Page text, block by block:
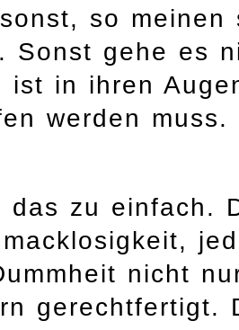
so
Sonst gehe es
ist in ihren
werden muss.
das zu einfach.
nicht
gerechtfertigt.